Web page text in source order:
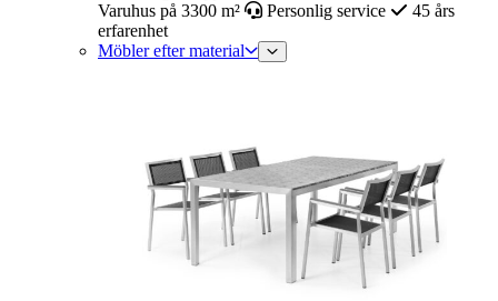
Varuhus på 3300 m²
Personlig service
45 års
erfarenhet
Möbler efter material